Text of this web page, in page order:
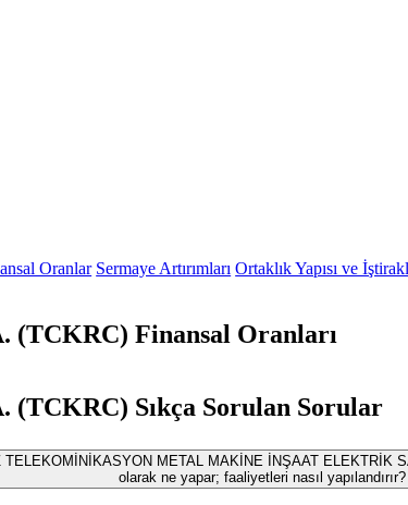
Oranlar Sermaye Artırımları Ortaklık Yapısı ve
(TCKRC) Finansal Oranları
(TCKRC) Sıkça Sorulan Sorular
TELEKOMİNİKASYON METAL MAKİNE İNŞAAT ELEKTRİK
olarak ne yapar; faaliyetleri nasıl yapılandırır?